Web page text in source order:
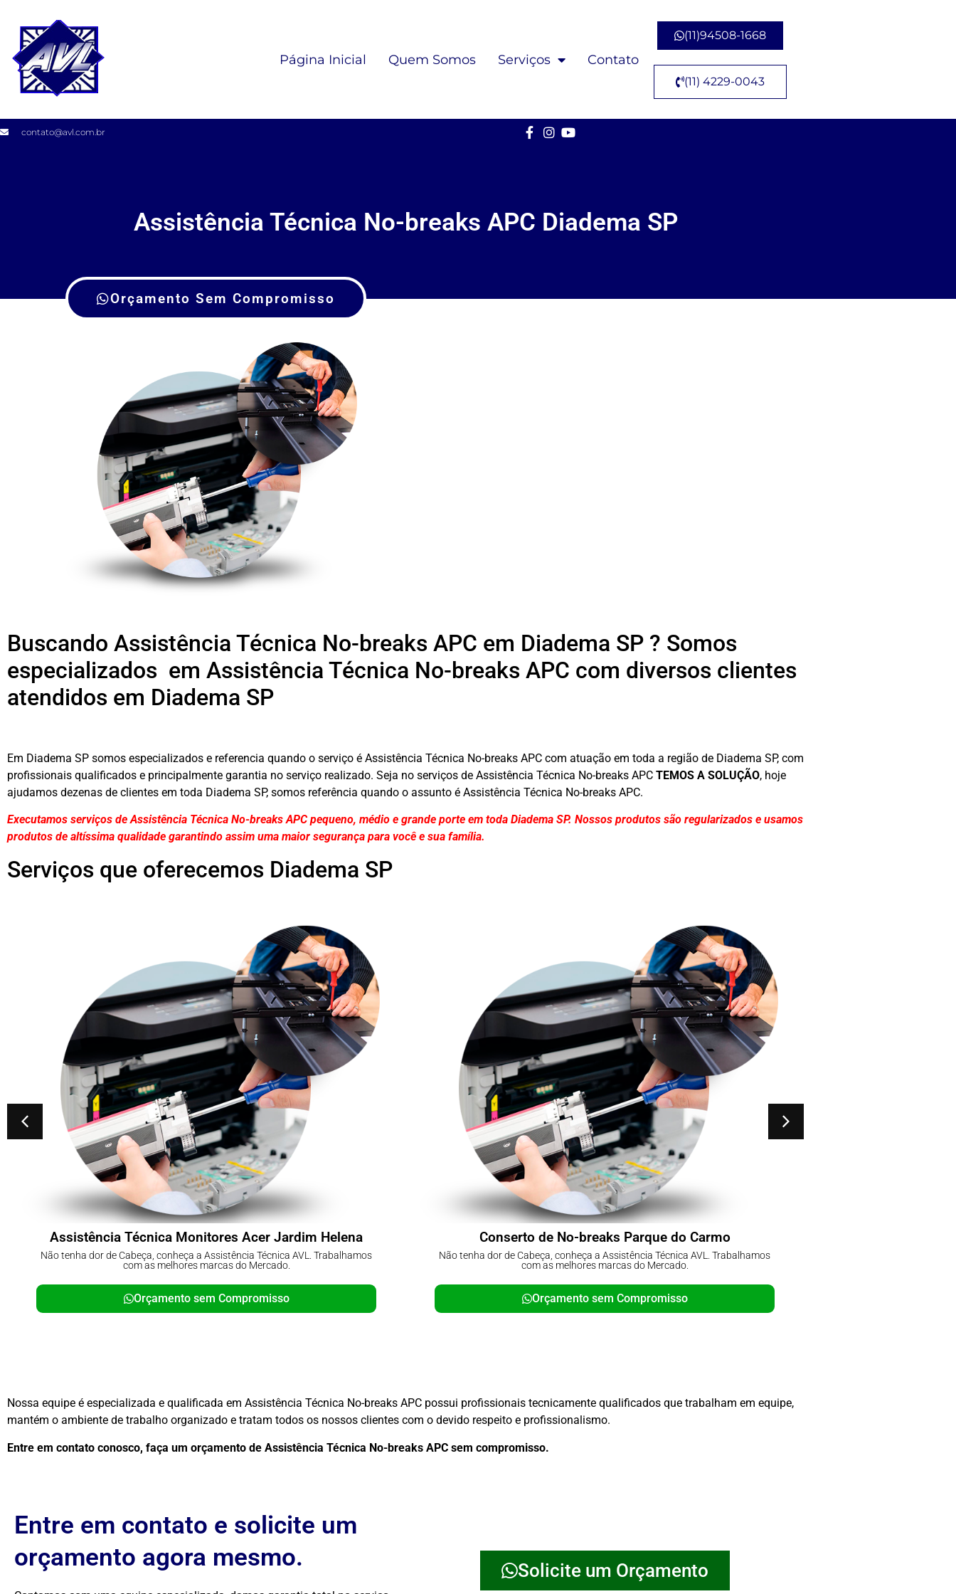
Página Inicial Quem Somos Serviços Contato
(11)94508-1668
(11) 4229-0043
contato@avl.com.br
Assistência Técnica No-breaks APC Diadema SP
Orçamento Sem Compromisso
Buscando Assistência Técnica No-breaks APC em Diadema SP ? Somos
especializados em Assistência Técnica No-breaks APC com diversos clientes
atendidos em Diadema SP
Em Diadema SP somos especializados e referencia quando o serviço é Assistência Técnica No-breaks APC com atuação em toda a região de Diadema SP, com
profissionais qualificados e principalmente garantia no serviço realizado. Seja no serviços de Assistência Técnica No-breaks APC TEMOS A SOLUÇÃO, hoje
ajudamos dezenas de clientes em toda Diadema SP, somos referência quando o assunto é Assistência Técnica No-breaks APC.
Executamos serviços de Assistência Técnica No-breaks APC pequeno, médio e grande porte em toda Diadema SP. Nossos produtos são regularizados e usamos
produtos de altíssima qualidade garantindo assim uma maior segurança para você e sua família.
Serviços que oferecemos Diadema SP
Assistência Técnica Monitores Acer Jardim Helena
Não tenha dor de Cabeça, conheça a Assistência Técnica AVL. Trabalhamos
com as melhores marcas do Mercado.
Orçamento sem Compromisso
Conserto de No-breaks Parque do Carmo
Não tenha dor de Cabeça, conheça a Assistência Técnica AVL. Trabalhamos
com as melhores marcas do Mercado.
Orçamento sem Compromisso
Nossa equipe é especializada e qualificada em Assistência Técnica No-breaks APC possui profissionais tecnicamente qualificados que trabalham em equipe,
mantém o ambiente de trabalho organizado e tratam todos os nossos clientes com o devido respeito e profissionalismo.
Entre em contato conosco, faça um orçamento de Assistência Técnica No-breaks APC sem compromisso.
Entre em contato e solicite um
orçamento agora mesmo.
Solicite um Orçamento